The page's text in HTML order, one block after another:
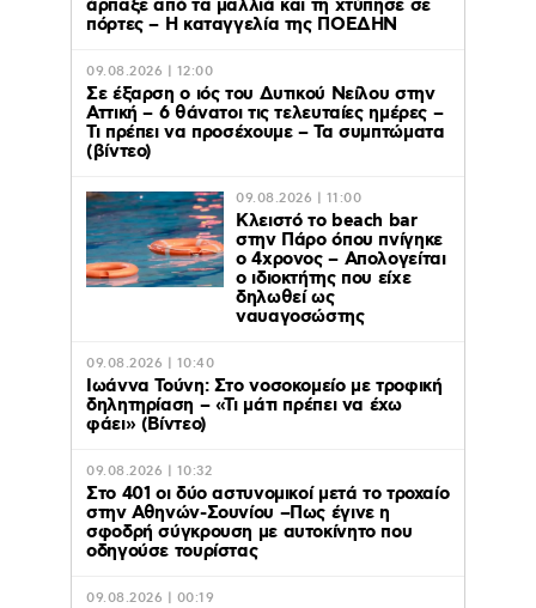
άρπαξε από τα μαλλιά και τη χτύπησε σε
πόρτες – Η καταγγελία της ΠΟΕΔΗΝ
09.08.2026 | 12:00
Σε έξαρση ο ιός του Δυτικού Νείλου στην
Αττική – 6 θάνατοι τις τελευταίες ημέρες –
Τι πρέπει να προσέχουμε – Τα συμπτώματα
(βίντεο)
09.08.2026 | 11:00
Κλειστό το beach bar
στην Πάρο όπου πνίγηκε
ο 4χρονος – Απολογείται
ο ιδιοκτήτης που είχε
δηλωθεί ως
ναυαγοσώστης
09.08.2026 | 10:40
Ιωάννα Τούνη: Στο νοσοκομείο με τροφική
δηλητηρίαση – «Τι μάτι πρέπει να έχω
φάει» (Βίντεο)
09.08.2026 | 10:32
Στο 401 οι δύο αστυνομικοί μετά το τροχαίο
στην Αθηνών-Σουνίου –Πως έγινε η
σφοδρή σύγκρουση με αυτοκίνητο που
οδηγούσε τουρίστας
09.08.2026 | 00:19